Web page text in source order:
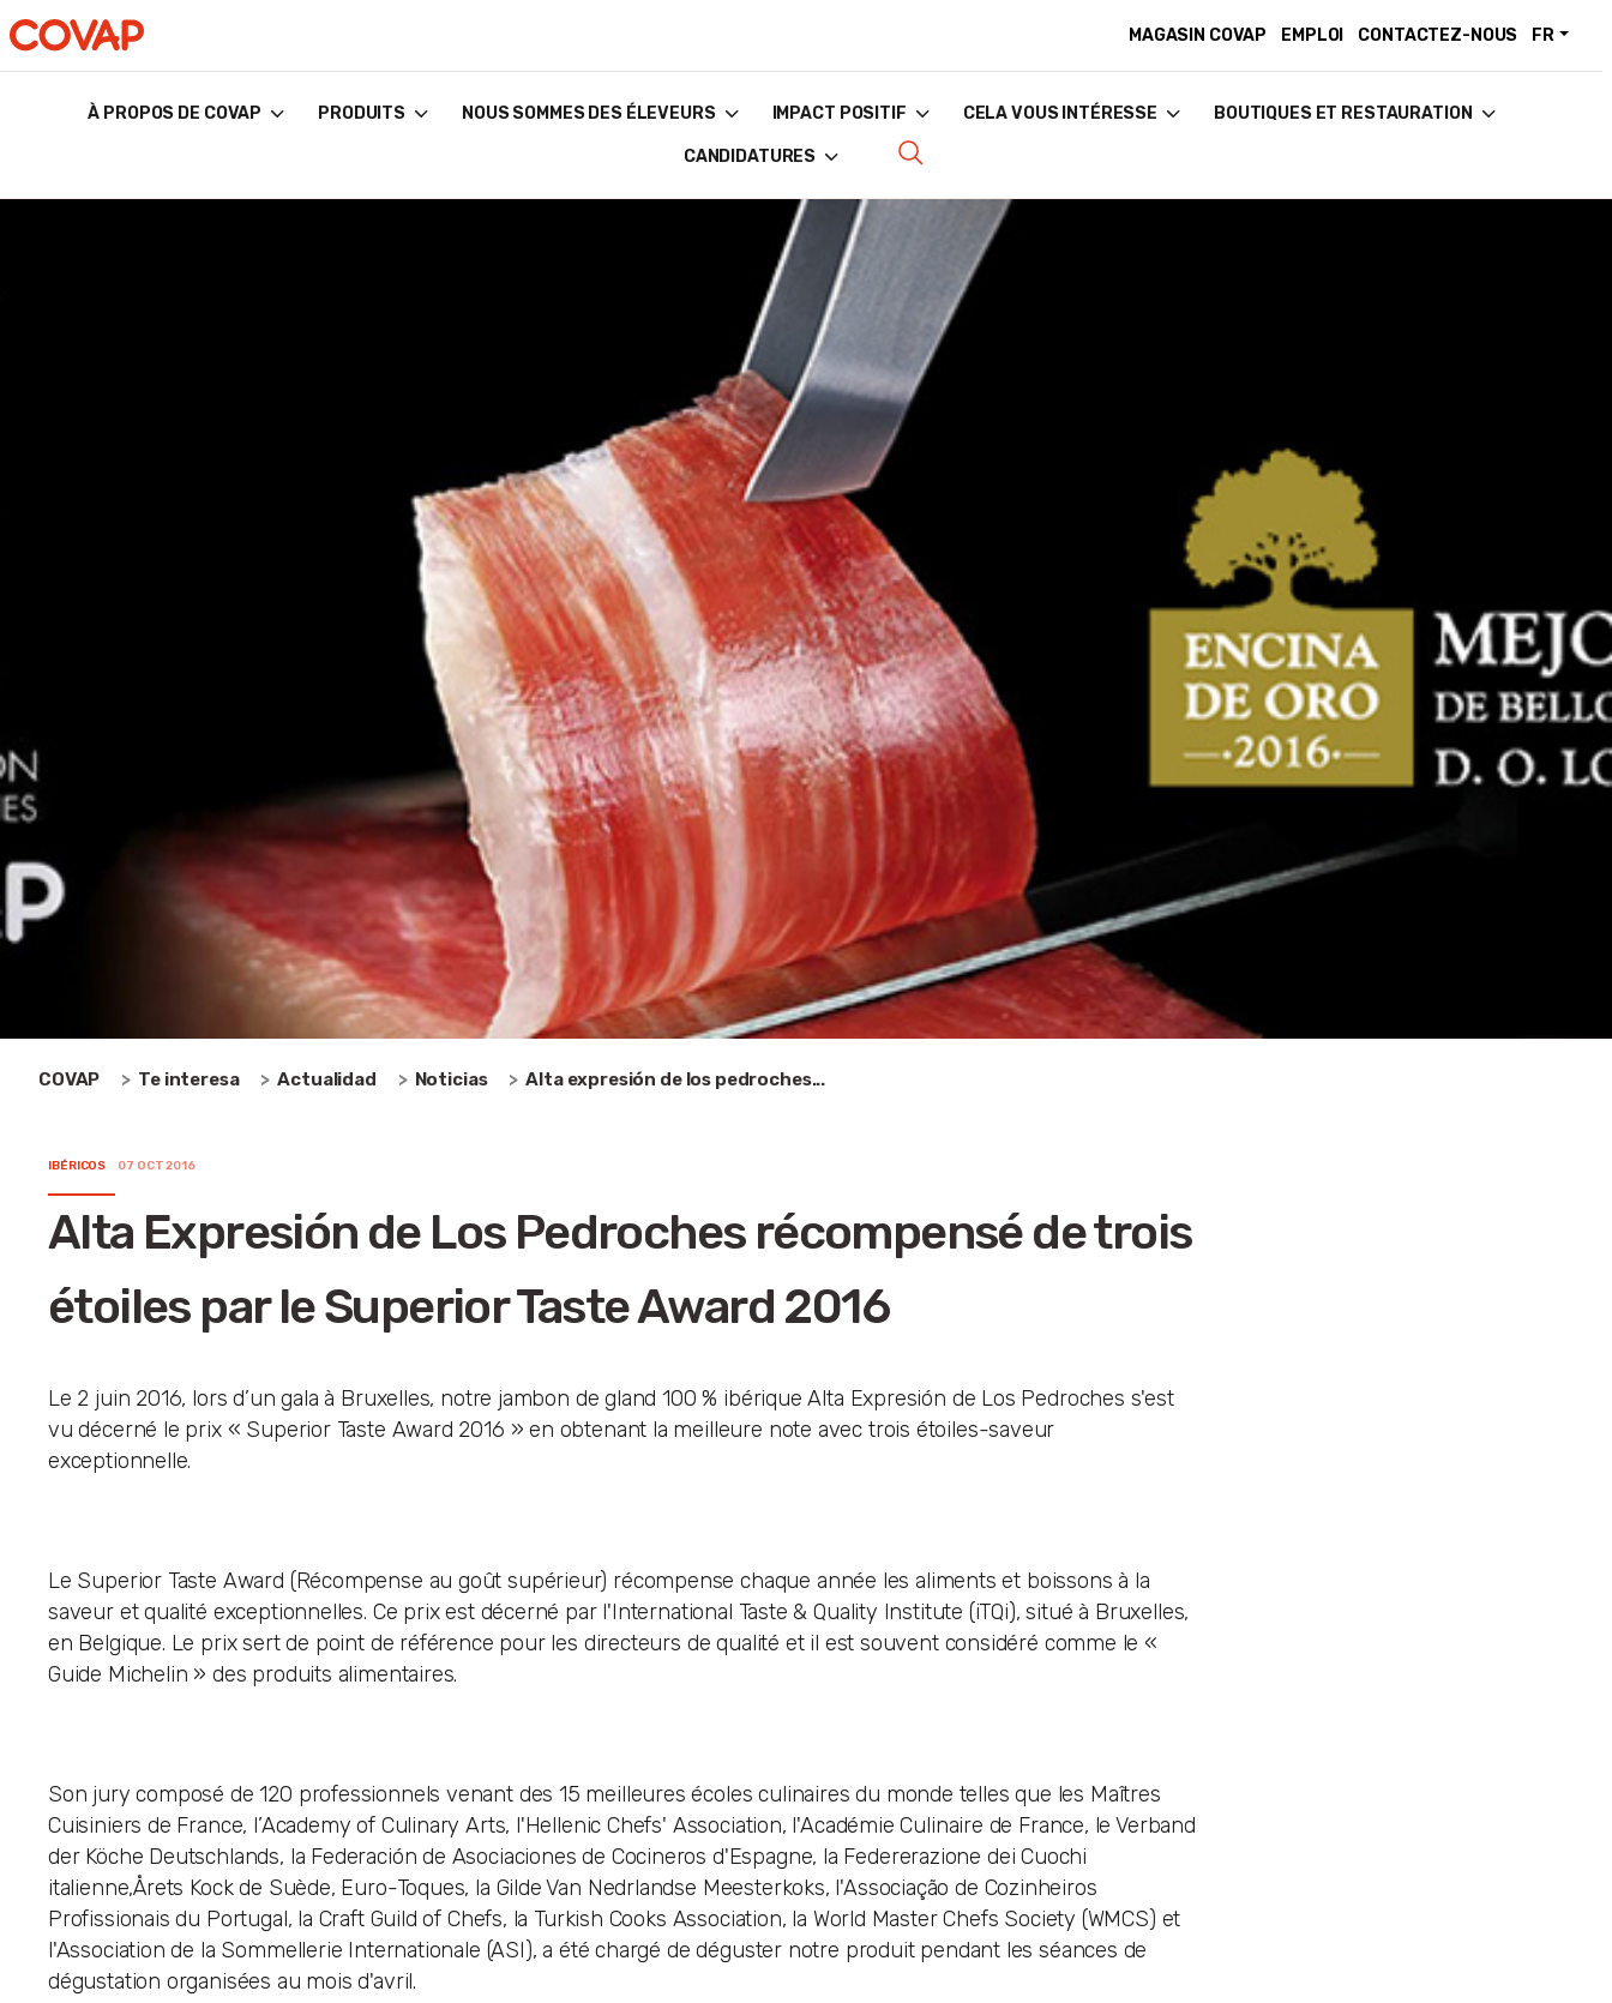
MAGASIN COVAP EMPLOI CONTACTEZ-NOUS FR
À PROPOS DE COVAP PRODUITS NOUS SOMMES DES ÉLEVEURS IMPACT POSITIF CELA VOUS INTÉRESSE BOUTIQUES ET RESTAURATION
CANDIDATURES
COVAP Te interesa Actualidad Noticias Alta expresión de los pedroches...
IBÉRICOS 07 OCT 2016
Alta Expresión de Los Pedroches récompensé de trois
étoiles par le Superior Taste Award 2016
Le 2 juin 2016, lors d’un gala à Bruxelles, notre jambon de gland 100 % ibérique Alta Expresión de Los Pedroches s'est
vu décerné le prix « Superior Taste Award 2016 » en obtenant la meilleure note avec trois étoiles-saveur
exceptionnelle.
Le Superior Taste Award (Récompense au goût supérieur) récompense chaque année les aliments et boissons à la
saveur et qualité exceptionnelles. Ce prix est décerné par l'International Taste & Quality Institute (iTQi), situé à Bruxelles,
en Belgique. Le prix sert de point de référence pour les directeurs de qualité et il est souvent considéré comme le «
Guide Michelin » des produits alimentaires.
Son jury composé de 120 professionnels venant des 15 meilleures écoles culinaires du monde telles que les Maîtres
Cuisiniers de France, l’Academy of Culinary Arts, l'Hellenic Chefs' Association, l'Académie Culinaire de France, le Verband
der Köche Deutschlands, la Federación de Asociaciones de Cocineros d'Espagne, la Federerazione dei Cuochi
italienne,Årets Kock de Suède, Euro-Toques, la Gilde Van Nedrlandse Meesterkoks, l'Associação de Cozinheiros
Profissionais du Portugal, la Craft Guild of Chefs, la Turkish Cooks Association, la World Master Chefs Society (WMCS) et
l'Association de la Sommellerie Internationale (ASI), a été chargé de déguster notre produit pendant les séances de
dégustation organisées au mois d'avril.